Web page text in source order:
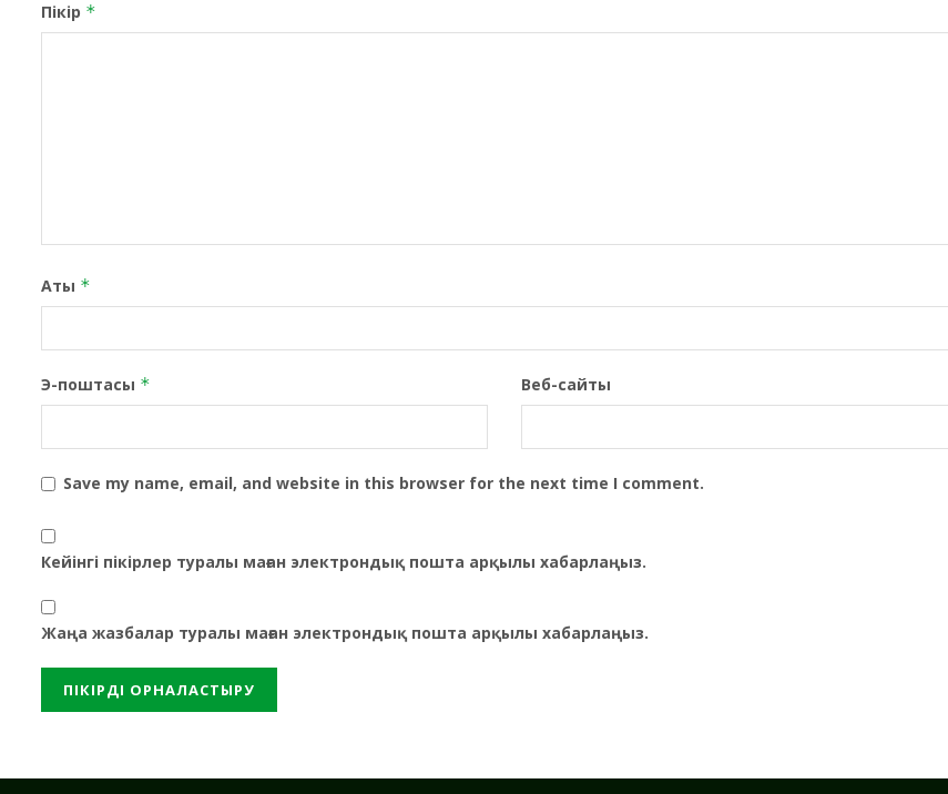
Пікір *
Аты *
Э-поштасы * Веб-сайты
Save my name, email, and website in this browser for the next time I comment.
Кейінгі пікірлер туралы маған электрондық пошта арқылы хабарлаңыз.
Жаңа жазбалар туралы маған электрондық пошта арқылы хабарлаңыз.